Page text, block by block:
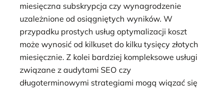
miesięczna subskrypcja czy wynagrodzenie
uzależnione od osiągniętych wyników. W
przypadku prostych usług optymalizacji koszt
może wynosić od kilkuset do kilku tysięcy złotych
miesięcznie. Z kolei bardziej kompleksowe usługi
związane z audytami SEO czy
długoterminowymi strategiami mogą wiązać się